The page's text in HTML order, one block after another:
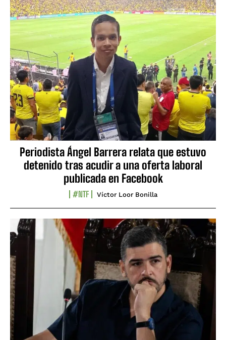
Periodista Ángel Barrera relata que estuvo
detenido tras acudir a una oferta laboral
publicada en Facebook
#NTF Víctor Loor Bonilla